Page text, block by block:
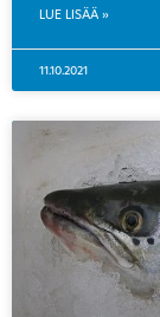
LUE LISÄÄ »
11.10.2021